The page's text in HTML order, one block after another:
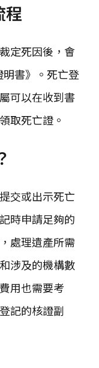
程
定死因後，會
書》。死亡登
可以在收到書
取死亡證。
交或出示死亡
時申請足夠的
處理遺產所需
涉及的機構數
用也需要考
記的核證副